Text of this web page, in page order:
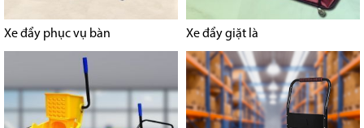
Xe đẩy phục vụ bàn Xe đẩy giặt là